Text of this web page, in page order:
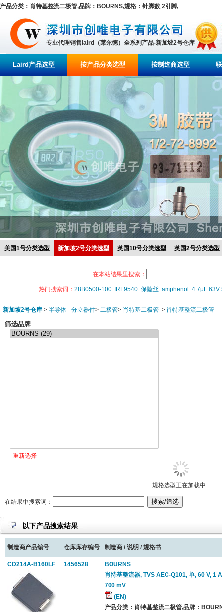
产品分类：肖特基整流二极管,品牌：BOURNS,规格：针脚数 2引脚,
专业代理销售laird（莱尔德）全系列产品-新加坡2号仓库
Laird产品选型 按产品分类选型 按制造商选型
美国1号分类选型 新加坡2号分类选型 英国10号分类选型 英国2号分类选型
在本站结果里搜索：
热门搜索词： 28B0500-100 IRF9540 保险丝 amphenol 4.7μF 63V
新加坡2号仓库 > 半导体 - 分立器件> 二极管> 肖特基二极管 > 肖特基整流二极管
筛选品牌
重新选择
规格选型正在加载中...
在结果中搜索词：
以下产品搜索结果
制造商产品编号 仓库库存编号 制造商 / 说明 / 规格书
CD214A-B160LF 1456528
BOURNS
肖特基整流器, TVS AEC-Q101, 单, 60 V, 1
700 mV
(EN)
产品分类：肖特基整流二极管,品牌：